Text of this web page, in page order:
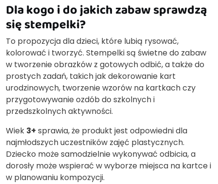
Dla kogo i do jakich zabaw sprawdzą
się stempelki?
To propozycja dla dzieci, które lubią rysować,
kolorować i tworzyć. Stempelki są świetne do zabaw
w tworzenie obrazków z gotowych odbić, a także do
prostych zadań, takich jak dekorowanie kart
urodzinowych, tworzenie wzorów na kartkach czy
przygotowywanie ozdób do szkolnych i
przedszkolnych aktywności.
Wiek 3+ sprawia, że produkt jest odpowiedni dla
najmłodszych uczestników zajęć plastycznych.
Dziecko może samodzielnie wykonywać odbicia, a
dorosły może wspierać w wyborze miejsca na kartce i
w planowaniu kompozycji.